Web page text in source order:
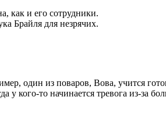
как и его сотрудники.
Брайля для незрячих.
один из поваров, Вова, учится
кого-то начинается тревога из-за